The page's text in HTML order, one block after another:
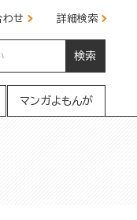
わせ 詳細検索
検索
マンガよもんが